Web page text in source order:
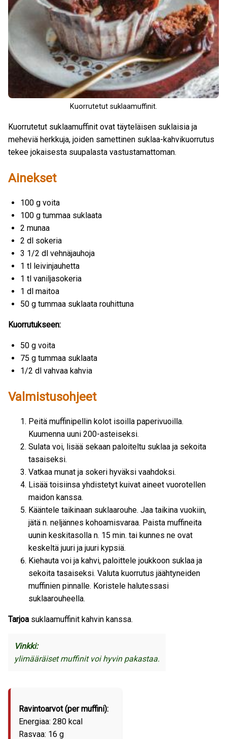
Kuorrutetut suklaamuffinit.
Kuorrutetut suklaamuffinit ovat täyteläisen suklaisia ja
meheviä herkkuja, joiden samettinen suklaa-kahvikuorrutus
tekee jokaisesta suupalasta vastustamattoman.
Ainekset
100 g voita
100 g tummaa suklaata
2 munaa
2 dl sokeria
3 1/2 dl vehnäjauhoja
1 tl leivinjauhetta
1 tl vaniljasokeria
1 dl maitoa
50 g tummaa suklaata rouhittuna
Kuorrutukseen:
50 g voita
75 g tummaa suklaata
1/2 dl vahvaa kahvia
Valmistusohjeet
Peitä muffinipellin kolot isoilla paperivuoilla.
Kuumenna uuni 200-asteiseksi.
Sulata voi, lisää sekaan paloiteltu suklaa ja sekoita
tasaiseksi.
Vatkaa munat ja sokeri hyväksi vaahdoksi.
Lisää toisiinsa yhdistetyt kuivat aineet vuorotellen
maidon kanssa.
Kääntele taikinaan suklaarouhe. Jaa taikina vuokiin,
jätä n. neljännes kohoamisvaraa. Paista muffineita
uunin keskitasolla n. 15 min. tai kunnes ne ovat
keskeltä juuri ja juuri kypsiä.
Kiehauta voi ja kahvi, paloittele joukkoon suklaa ja
sekoita tasaiseksi. Valuta kuorrutus jäähtyneiden
muffinien pinnalle. Koristele halutessasi
suklaarouheella.
Tarjoa suklaamuffinit kahvin kanssa.
Vinkki:
ylimääräiset muffinit voi hyvin pakastaa.
Ravintoarvot (per muffini):
Energiaa: 280 kcal
Rasvaa: 16 g